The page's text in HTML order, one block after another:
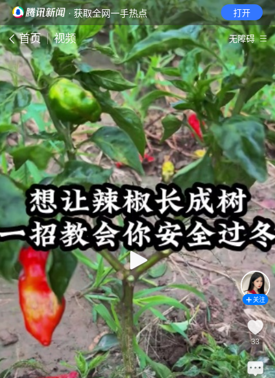
· 获取全网一手热点 打开
首页 视频 无障碍
关注
33